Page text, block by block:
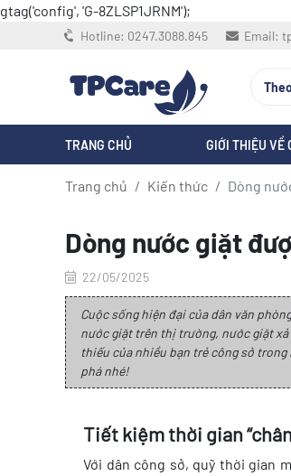
gtag('config', 'G-8ZLSP1JRNM');
Hotline: 0247.3088.845 Email:
TRANG CHỦ GIỚI THIỆU VỀ
Trang chủ Kiến thức Dòng
Dòng nước giặt
22/05/2025
Cuộc sống hiện đại của dân văn
nước giặt trên thị trường, nước giặt xả
thiếu của nhiều bạn trẻ công sở trong
phá nhé!
Tiết kiệm thời gian
Với dân công sở, quỹ thời gian